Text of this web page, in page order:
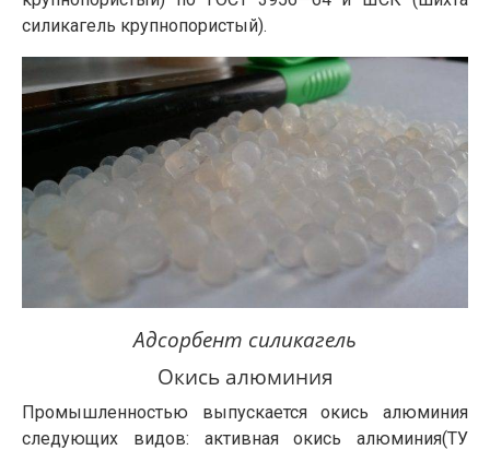
силикагель крупнопористый).
Адсорбент силикагель
Окись алюминия
Промышленностью выпускается окись алюминия
следующих видов: активная окись алюминия(ТУ